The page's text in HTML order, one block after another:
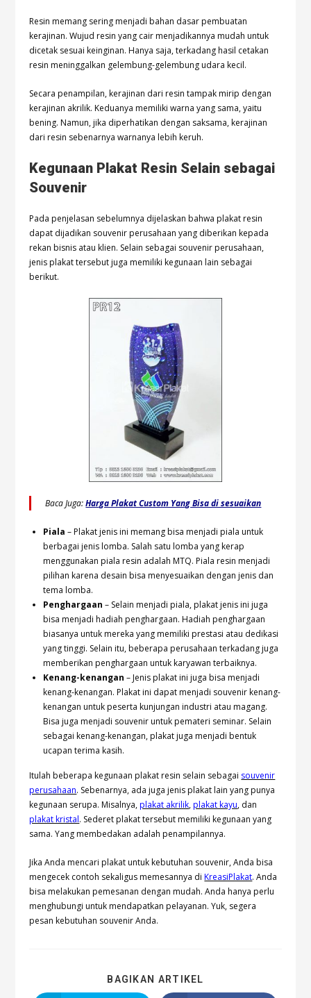
Resin memang sering menjadi bahan dasar pembuatan
kerajinan. Wujud resin yang cair menjadikannya mudah untuk
dicetak sesuai keinginan. Hanya saja, terkadang hasil cetakan
resin meninggalkan gelembung-gelembung udara kecil.
Secara penampilan, kerajinan dari resin tampak mirip dengan
kerajinan akrilik. Keduanya memiliki warna yang sama, yaitu
bening. Namun, jika diperhatikan dengan saksama, kerajinan
dari resin sebenarnya warnanya lebih keruh.
Kegunaan Plakat Resin Selain sebagai
Souvenir
Pada penjelasan sebelumnya dijelaskan bahwa plakat resin
dapat dijadikan souvenir perusahaan yang diberikan kepada
rekan bisnis atau klien. Selain sebagai souvenir perusahaan,
jenis plakat tersebut juga memiliki kegunaan lain sebagai
berikut.
Baca Juga:Harga Plakat Custom Yang Bisa di sesuaikan
Piala– Plakat jenis ini memang bisa menjadi piala untuk
berbagai jenis lomba. Salah satu lomba yang kerap
menggunakan piala resin adalah MTQ. Piala resin menjadi
pilihan karena desain bisa menyesuaikan dengan jenis dan
tema lomba.
Penghargaan– Selain menjadi piala, plakat jenis ini juga
bisa menjadi hadiah penghargaan. Hadiah penghargaan
biasanya untuk mereka yang memiliki prestasi atau dedikasi
yang tinggi. Selain itu, beberapa perusahaan terkadang juga
memberikan penghargaan untuk karyawan terbaiknya.
Kenang-kenangan– Jenis plakat ini juga bisa menjadi
kenang-kenangan. Plakat ini dapat menjadi souvenir kenang-
kenangan untuk peserta kunjungan industri atau magang.
Bisa juga menjadi souvenir untuk pemateri seminar. Selain
sebagai kenang-kenangan, plakat juga menjadi bentuk
ucapan terima kasih.
Itulah beberapa kegunaan plakat resin selain sebagai souvenir
perusahaan. Sebenarnya, ada juga jenis plakat lain yang punya
kegunaan serupa. Misalnya,plakat akrilik,plakat kayu, dan
plakat kristal. Sederet plakat tersebut memiliki kegunaan yang
sama. Yang membedakan adalah penampilannya.
Jika Anda mencari plakat untuk kebutuhan souvenir, Anda bisa
mengecek contoh sekaligus memesannya diKreasiPlakat. Anda
bisa melakukan pemesanan dengan mudah. Anda hanya perlu
menghubungi untuk mendapatkan pelayanan. Yuk, segera
pesan kebutuhan souvenir Anda.
BAGIKAN ARTIKEL